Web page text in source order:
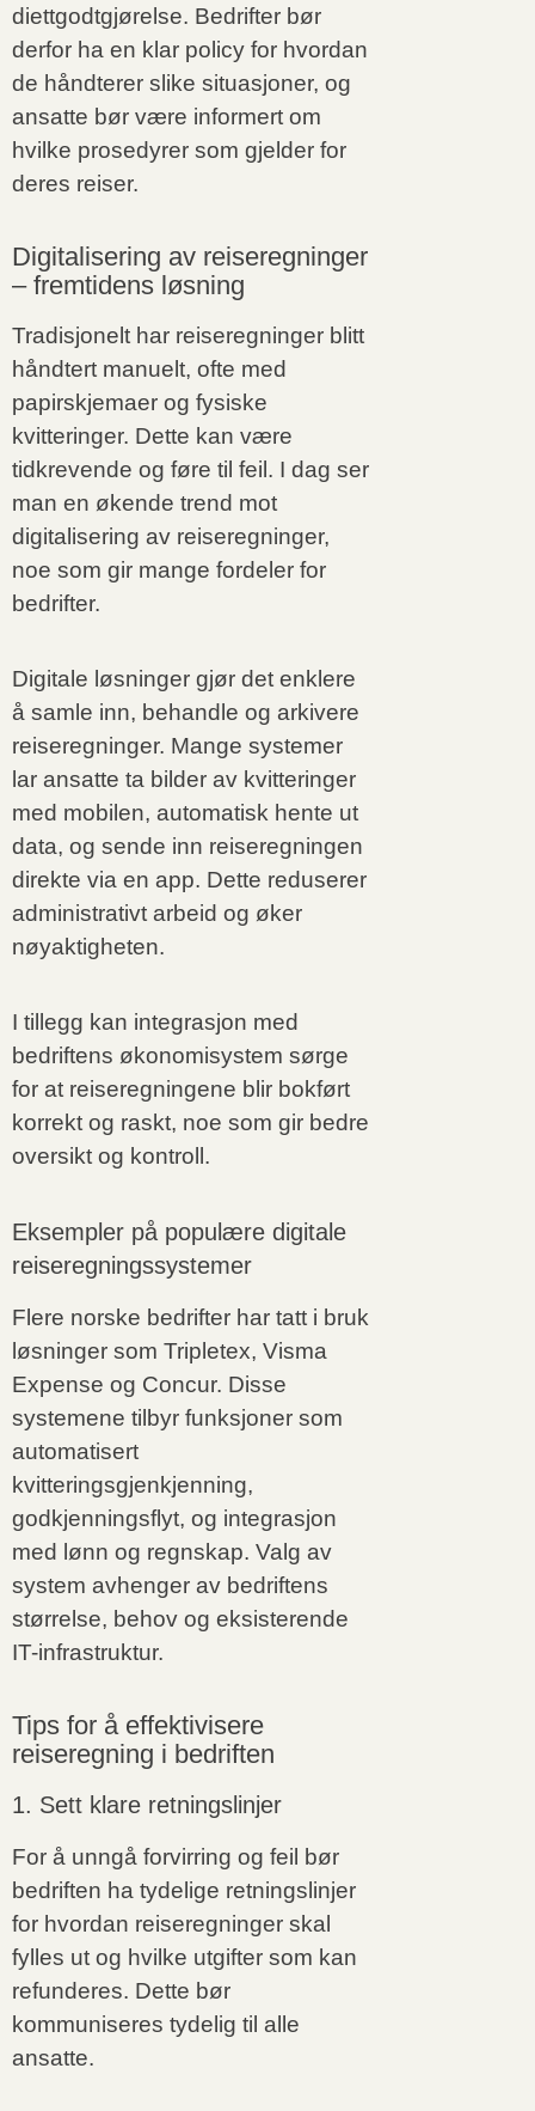
diettgodtgjørelse. Bedrifter bør
derfor ha en klar policy for hvordan
de håndterer slike situasjoner, og
ansatte bør være informert om
hvilke prosedyrer som gjelder for
deres reiser.
Digitalisering av reiseregninger
– fremtidens løsning
Tradisjonelt har reiseregninger blitt
håndtert manuelt, ofte med
papirskjemaer og fysiske
kvitteringer. Dette kan være
tidkrevende og føre til feil. I dag ser
man en økende trend mot
digitalisering av reiseregninger,
noe som gir mange fordeler for
bedrifter.
Digitale løsninger gjør det enklere
å samle inn, behandle og arkivere
reiseregninger. Mange systemer
lar ansatte ta bilder av kvitteringer
med mobilen, automatisk hente ut
data, og sende inn reiseregningen
direkte via en app. Dette reduserer
administrativt arbeid og øker
nøyaktigheten.
I tillegg kan integrasjon med
bedriftens økonomisystem sørge
for at reiseregningene blir bokført
korrekt og raskt, noe som gir bedre
oversikt og kontroll.
Eksempler på populære digitale
reiseregningssystemer
Flere norske bedrifter har tatt i bruk
løsninger som Tripletex, Visma
Expense og Concur. Disse
systemene tilbyr funksjoner som
automatisert
kvitteringsgjenkjenning,
godkjenningsflyt, og integrasjon
med lønn og regnskap. Valg av
system avhenger av bedriftens
størrelse, behov og eksisterende
IT-infrastruktur.
Tips for å effektivisere
reiseregning i bedriften
1. Sett klare retningslinjer
For å unngå forvirring og feil bør
bedriften ha tydelige retningslinjer
for hvordan reiseregninger skal
fylles ut og hvilke utgifter som kan
refunderes. Dette bør
kommuniseres tydelig til alle
ansatte.